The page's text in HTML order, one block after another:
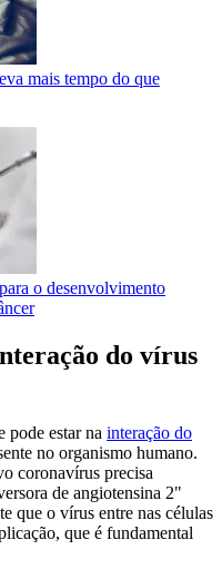
mais tempo do que
o desenvolvimento
do vírus
pode estar na interação do
no organismo humano.
coronavírus precisa
de angiotensina 2"
que o vírus entre nas células
que é fundamental